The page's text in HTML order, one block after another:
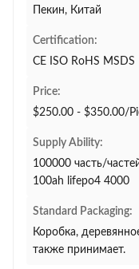
Пекин, Китай
Certification:
CE ISO RoHS MSDS
Price:
$250.00 - $350.00/
Supply Ability:
100000 часть/
100ah lifepo4 4000
Standard Packaging:
Коробка,
также принимает.